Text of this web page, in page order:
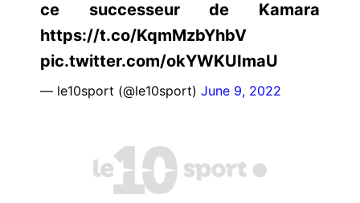
ce successeur de Kamara
https://t.co/KqmMzbYhbV
pic.twitter.com/okYWKUImaU
— le10sport (@le10sport) June 9, 2022